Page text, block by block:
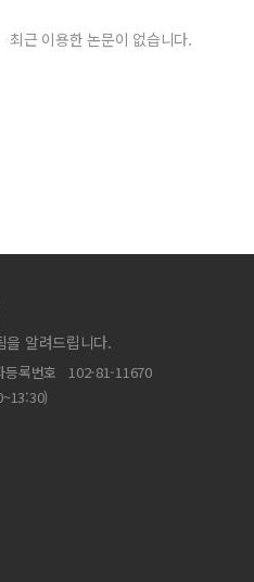
검출에 관한 연구
최근 이용한 논문이 없습니다.
을 알려드립니다.
등록번호
102-81-11670